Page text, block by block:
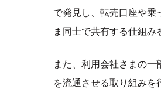
で発見し、転売口座や乗
ま同士で共有する仕組み
また、利用会社さまの
を流通させる取り組みを